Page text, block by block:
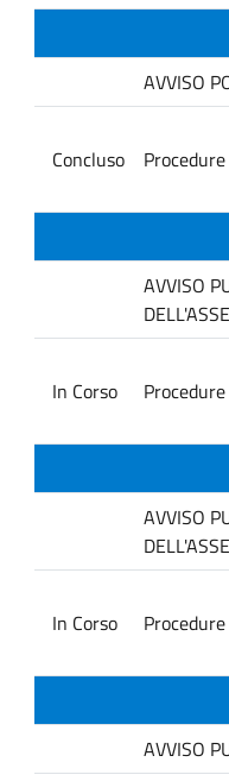
AVVISO
Concluso Procedure
AVVISO
In Corso Procedure
AVVISO
In Corso Procedure
AVVISO